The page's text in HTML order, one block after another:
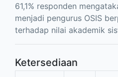
61,1% responden
menjadi pengurus OSIS
terhadap nilai akademik
Ketersediaan